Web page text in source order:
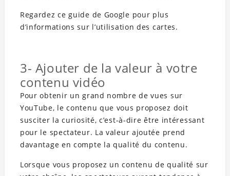
Regardez ce guide de Google pour plus
d’informations sur l’utilisation des cartes.
3- Ajouter de la valeur à votre
contenu vidéo
Pour obtenir un grand nombre de vues sur
YouTube, le contenu que vous proposez doit
susciter la curiosité, c’est-à-dire être intéressant
pour le spectateur. La valeur ajoutée prend
davantage en compte la qualité du contenu.
Lorsque vous proposez un contenu de qualité sur